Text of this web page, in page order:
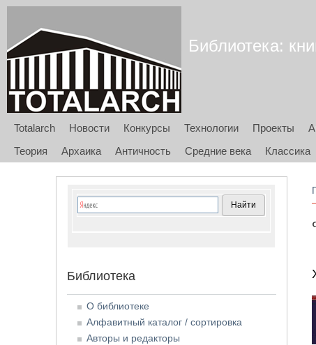
Библиотека:
Totalarch Новости Конкурсы Технологии Проекты
Теория
Архаика Античность Средние века Классика
Библиотека
О библиотеке
Алфавитный каталог / сортировка
Авторы и редакторы